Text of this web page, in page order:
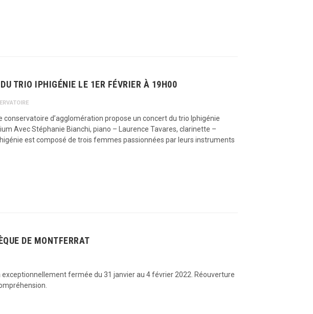
TRIO IPHIGÉNIE LE 1ER FÉVRIER À 19H00
conservatoire d’agglomération propose un concert du trio Iphigénie
Avec Stéphanie Bianchi, piano – Laurence Tavares, clarinette –
est composé de trois femmes passionnées par leurs instruments
DE MONTFERRAT
fermée du 31 janvier au 4 février 2022. Réouverture